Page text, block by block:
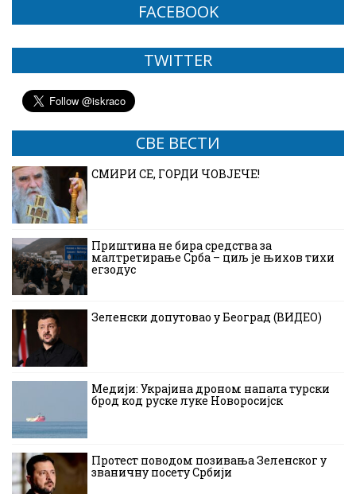
FACEBOOK
TWITTER
СВЕ ВЕСТИ
СМИРИ СЕ, ГОРДИ ЧОВЈЕЧЕ!
Приштина не бира средства за
малтретирање Срба – циљ је њихов тихи
егзодус
Зеленски допутовао у Београд (ВИДЕО)
Медији: Украјина дроном напала турски
брод код руске луке Новоросијск
Протест поводом позивања Зеленског у
званичну посету Србији